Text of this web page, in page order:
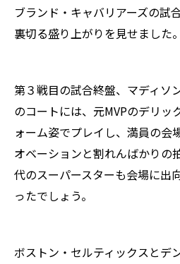
ブランド・キャバリアーズの試
裏切る盛り上がりを見せました。
第３戦目の試合終盤、マディソ
のコートには、元MVPのデリッ
ォーム姿でプレイし、満員の会
オベーションと割れんばかりの
代のスーパースターも会場に出
ったでしょう。
ボストン・セルティックスとデ